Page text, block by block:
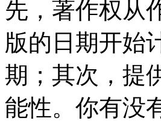
先，著作权从
版的日期开始
期；其次，提
能性。你有没